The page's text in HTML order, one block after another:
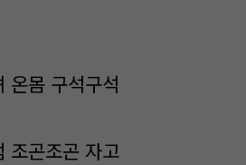
온몸 구석구석
조곤조곤 자고